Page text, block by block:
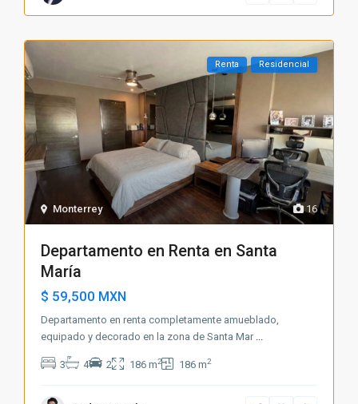
16
Monterrey
Renta Residencial
Departamento en Renta en Santa
María
$ 59,500 MXN
Departamento en renta completamente amueblado,
equipado y decorado en la zona de Santa Mar
3 4 2 186 m2 186 m2